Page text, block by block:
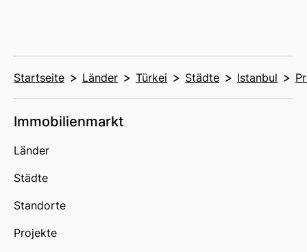
Startseite Länder Türkei Städte Istanbul
Immobilienmarkt
Länder
Städte
Standorte
Projekte